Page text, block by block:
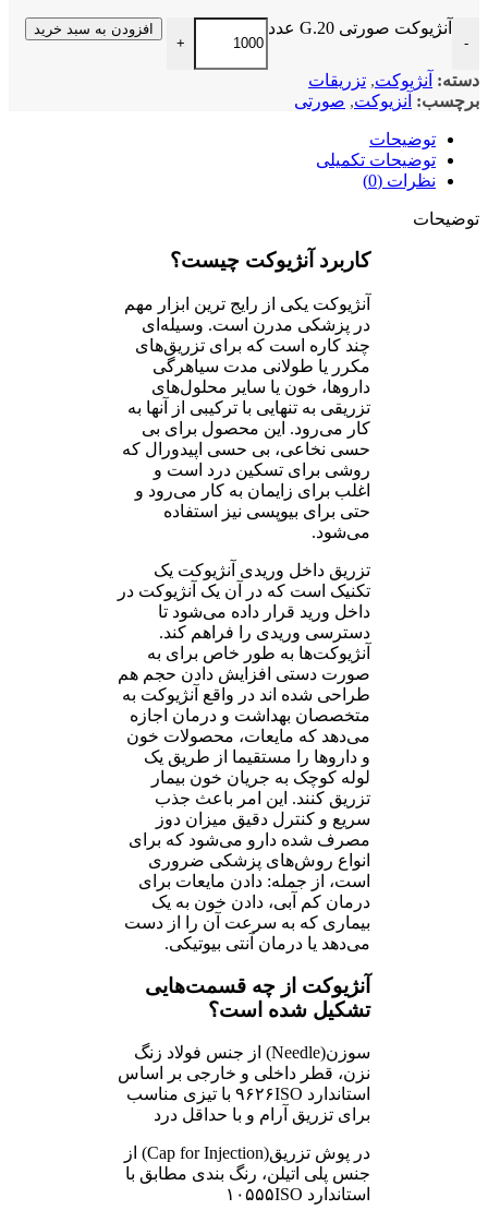
آنژیوکت صورتی G.20 عدد افزودن به سبد خرید
آنژیوکت, تزریقات
آنزیوکت, صورتی
توضیحات
توضیحات تکمیلی
نظرات (0)
کاربرد آنژیوکت چیست؟
آنژیوکت یکی از رایج ترین ابزار مهم
در پزشکی مدرن است. وسیله‌ای
چند کاره است که برای تزریق‌های
مکرر یا طولانی مدت سیاهرگی
داروها‌، خون یا سایر محلول‌های
تزریقی به تنهایی با ترکیبی از آنها به
کار می‌رود. این محصول برای بی
حسی نخاعی‌، بی حسی اپیدورال که
روشی برای تسکین درد است و
اغلب برای زایمان به کار می‌رود و
حتی برای بیوپسی نیز استفاده
می‌شود.
تزریق داخل وریدی آنژیوکت یک
تکنیک است که در آن یک آنژیوکت در
داخل ورید قرار داده می‌شود تا
دسترسی وریدی را فراهم کند.
آنژیوکت‌ها به طور خاص برای به
صورت دستی افزایش دادن حجم هم
طراحی شده اند در واقع آنژیوکت به
متخصصان بهداشت و درمان اجازه
می‌دهد که مایعات، محصولات خون
و داروها را مستقیما از طریق یک
لوله کوچک به جریان خون بیمار
تزریق کنند. این امر باعث جذب
سریع و کنترل دقیق میزان دوز
مصرف شده دارو می‌شود که برای
انواع روش‌های پزشکی ضروری
است، از جمله: دادن مایعات برای
درمان کم آبی، دادن خون به یک
بیماری که به سرعت آن را از دست
می‌دهد یا درمان آنتی بیوتیکی.
آنژیوکت از چه قسمت‌هایی
تشکیل شده است؟
سوزن(Needle) از جنس فولاد زنگ
نزن، قطر داخلی و خارجی بر اساس
استاندارد ۹۶۲۶ISO با تیزی مناسب
برای تزریق آرام و با حداقل درد
در پوش تزریق(Cap for Injection) از
جنس پلی اتیلن، رنگ بندی مطابق با
استاندارد ۱۰۵۵۵ISO